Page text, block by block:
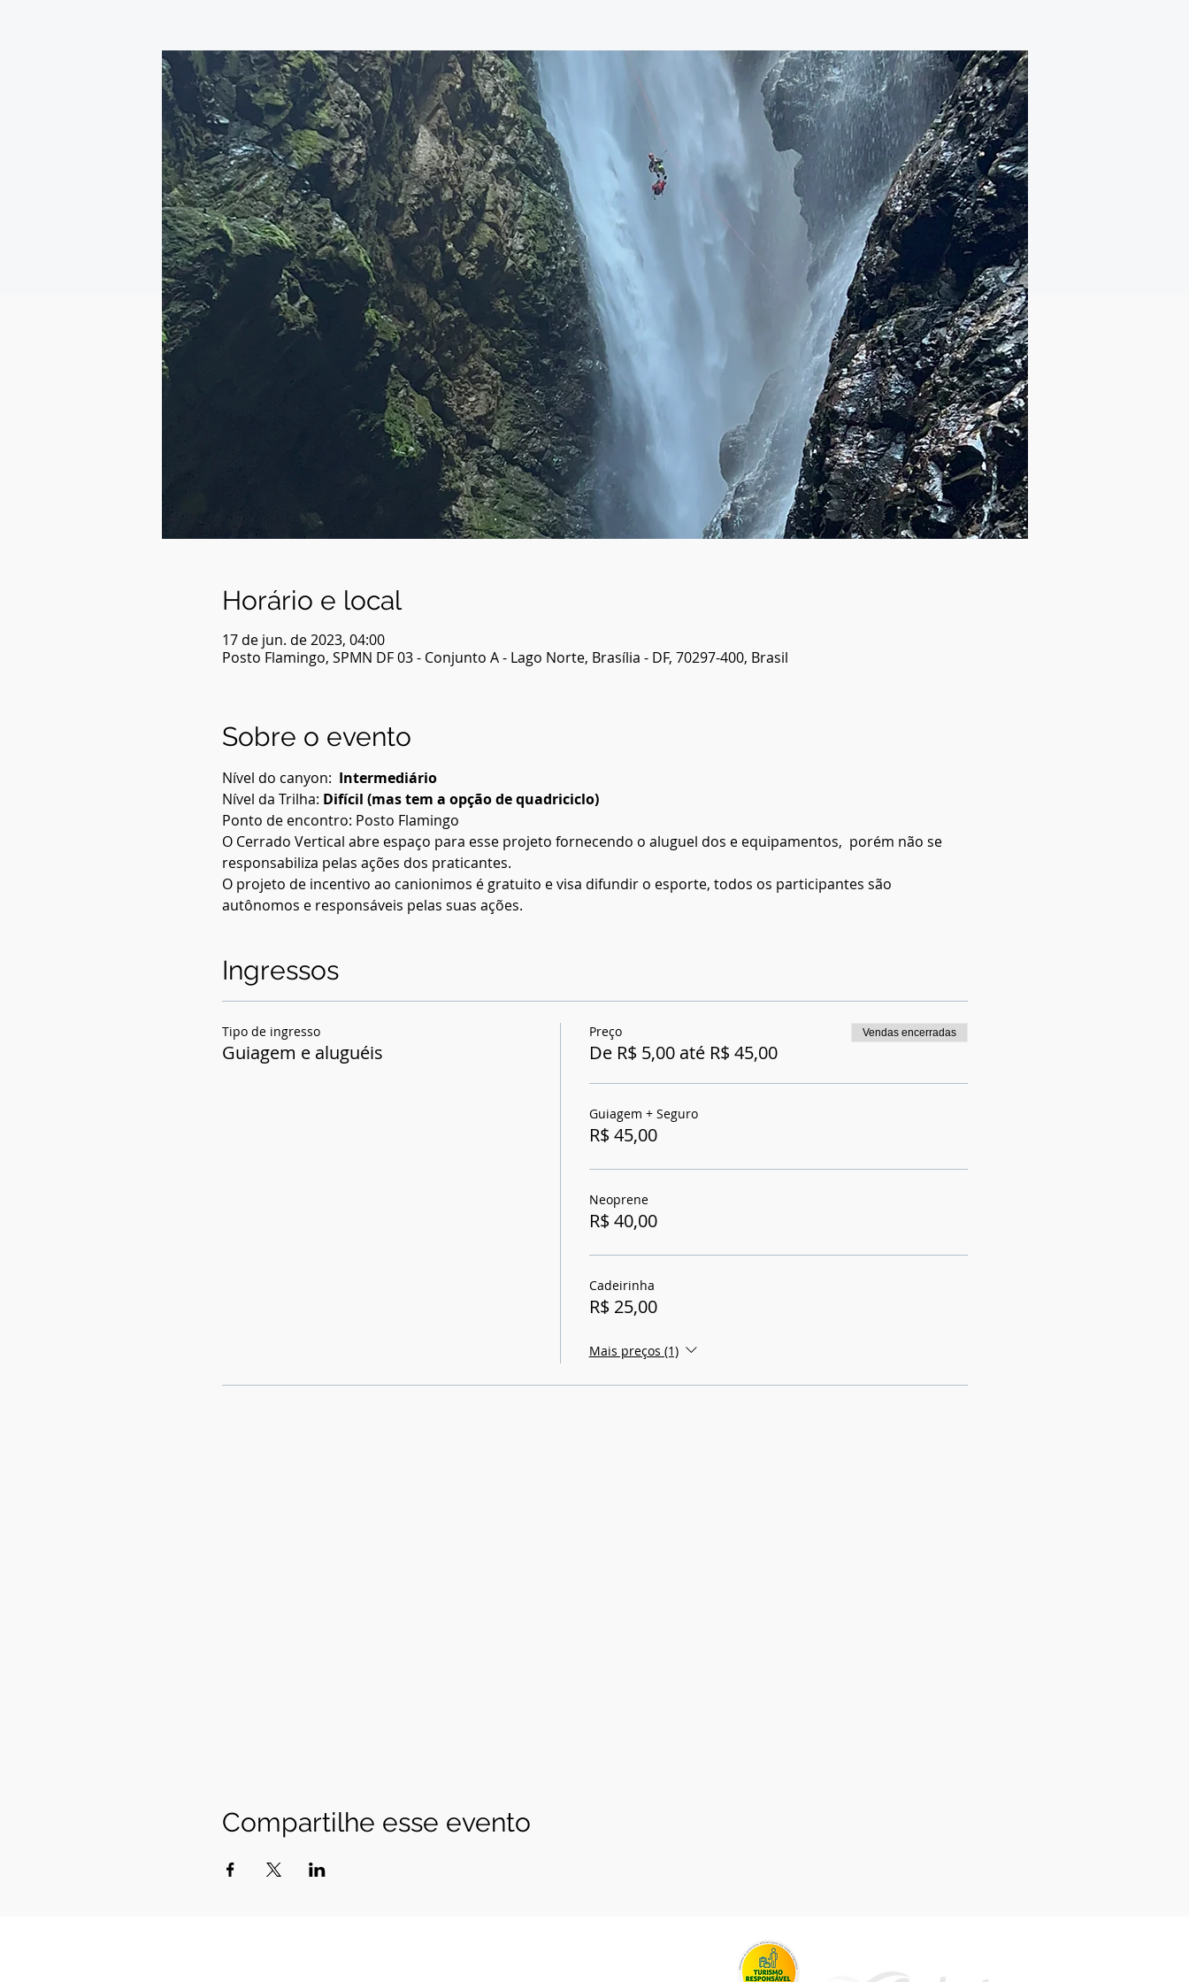
Horário e local
17 de jun. de 2023, 04:00
Posto Flamingo, SPMN DF 03 - Conjunto A - Lago Norte, Brasília - DF, 70297-400, Brasil
Sobre o evento
Nível do canyon: Intermediário
Nível da Trilha: Difícil (mas tem a opção de quadriciclo)
Ponto de encontro: Posto Flamingo
O Cerrado Vertical abre espaço para esse projeto fornecendo o aluguel dos e equipamentos,  porém não se
responsabiliza pelas ações dos praticantes.
O projeto de incentivo ao canionimos é gratuito e visa difundir o esporte, todos os participantes são
autônomos e responsáveis pelas suas ações.
Ingressos
Tipo de ingresso
Guiagem e aluguéis
Preço
De R$ 5,00 até R$ 45,00
Vendas encerradas
Guiagem + Seguro
R$ 45,00
Neoprene
R$ 40,00
Cadeirinha
R$ 25,00
Mais preços (1)
Compartilhe esse evento